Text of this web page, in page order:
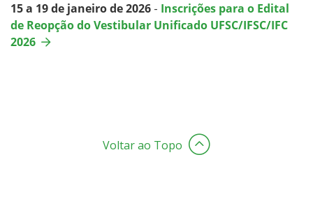
15 a 19 de janeiro de 2026 - Inscrições para o Edital
de Reopção do Vestibular Unificado UFSC/IFSC/IFC
2026
Voltar ao Topo